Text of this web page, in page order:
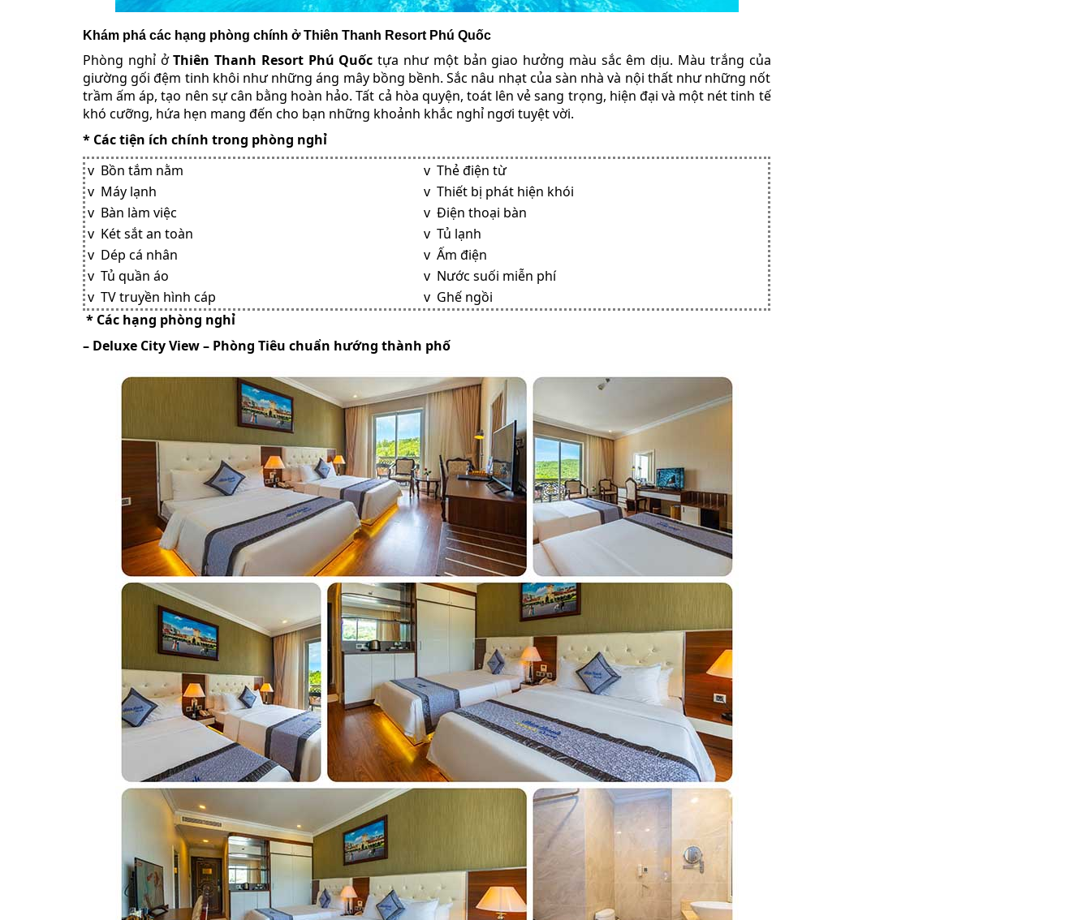
Khám phá các hạng phòng chính ở Thiên Thanh Resort Phú Quốc
Phòng nghỉ ởThiên Thanh Resort Phú Quốc tựa như một bản giao hưởng màu sắc êm dịu. Màu trắng của
giường gối đệm tinh khôi như những áng mây bồng bềnh. Sắc nâu nhạt của sàn nhà và nội thất như những nốt
trầm ấm áp, tạo nên sự cân bằng hoàn hảo. Tất cả hòa quyện, toát lên vẻ sang trọng, hiện đại và một nét tinh tế
khó cưỡng, hứa hẹn mang đến cho bạn những khoảnh khắc nghỉ ngơi tuyệt vời.
* Các tiện ích chính trong phòng nghỉ
v Bồn tắm nằm
v Thẻ điện từ
v Máy lạnh
v Thiết bị phát hiện khói
v Bàn làm việc
v Điện thoại bàn
v Két sắt an toàn
v Tủ lạnh
v Dép cá nhân
v Ấm điện
v Tủ quần áo
v Nước suối miễn phí
v TV truyền hình cáp
v Ghế ngồi
* Các hạng phòng nghỉ
– Deluxe City View – Phòng Tiêu chuẩn hướng thành phố